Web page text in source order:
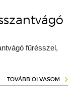
fűrésszel,
TOVÁBB OLVASOM